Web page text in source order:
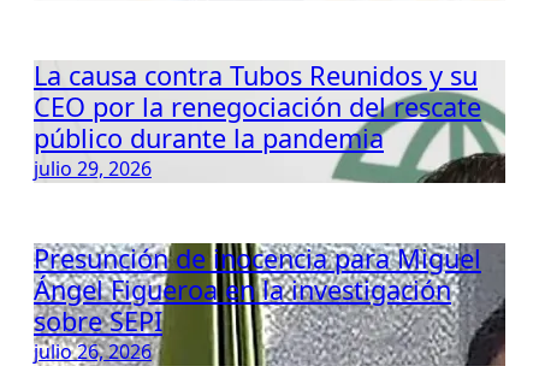
La causa contra Tubos Reunidos y su
CEO por la renegociación del rescate
público durante la pandemia
julio 29, 2026
Presunción de inocencia para Miguel
Ángel Figueroa en la investigación
sobre SEPI
julio 26, 2026